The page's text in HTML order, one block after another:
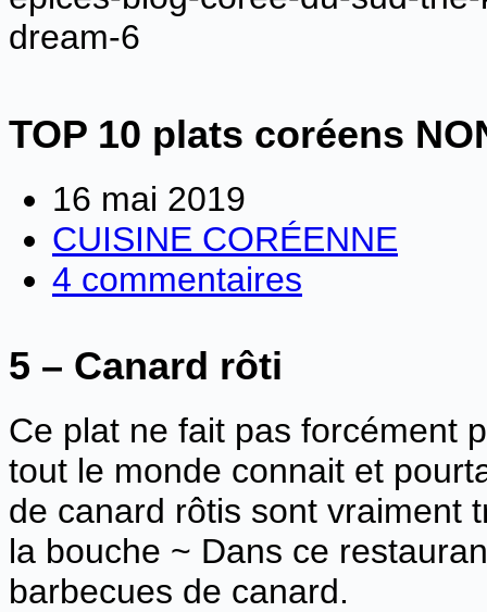
TOP 10 plats coréens
16 mai 2019
CUISINE CORÉENNE
4 commentaires
5 – Canard rôti
Ce plat ne fait pas forcément
tout le monde connait et
de canard rôtis sont vraiment
la bouche ~ Dans ce
barbecues de canard.